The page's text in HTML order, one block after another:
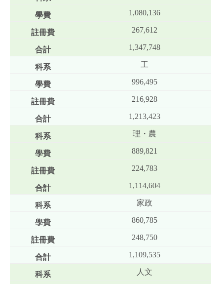
1,080,136
267,612
1,347,748
工
996,495
216,928
1,213,423
理・農
889,821
224,783
1,114,604
家政
860,785
248,750
1,109,535
人文